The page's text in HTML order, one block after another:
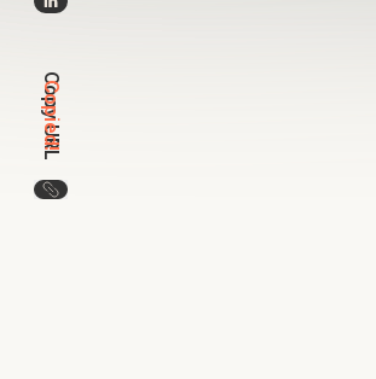
Copy URL
Copied!
この記事のURLをコピー